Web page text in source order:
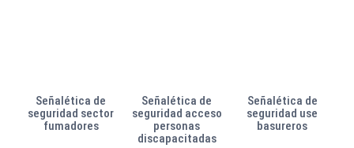
Señalética de
seguridad sector
fumadores
Señalética de
seguridad acceso
personas
discapacitadas
Señalética de
seguridad use
basureros